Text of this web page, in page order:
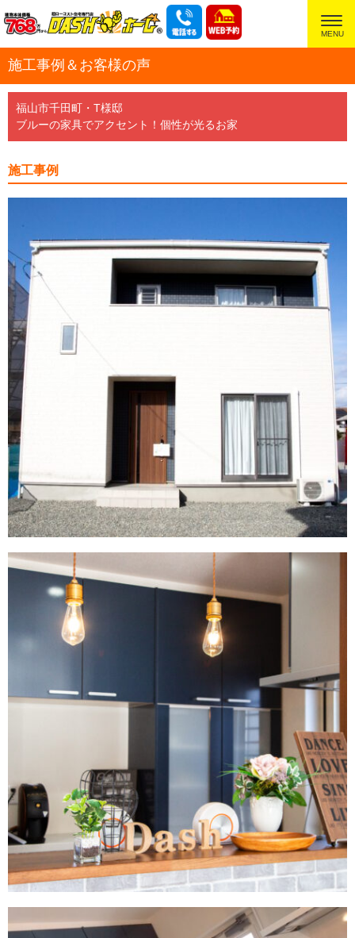
超ローコスト住宅専門店
施工事例＆お客様の声
福山市千田町・T様邸
ブルーの家具でアクセント！個性が光るお家
施工事例